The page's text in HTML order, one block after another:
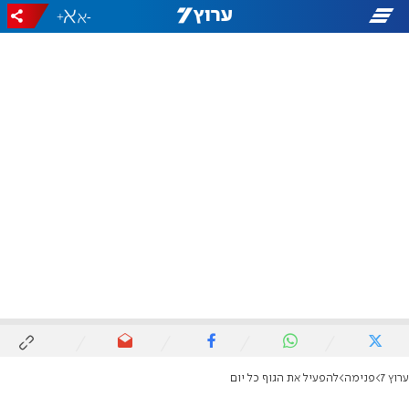
-
+
ערוץ 7 פנימה להפעיל את הגוף כל יום